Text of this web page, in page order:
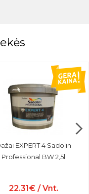
EXPERT 4 Sadolin
Professional BW 2,5l
22.31€ / Vnt.